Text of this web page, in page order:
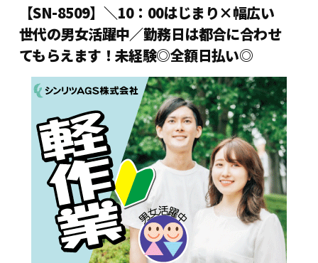
【SN-8509】＼10：00はじまり×幅広い
世代の男女活躍中／勤務日は都合に合わせ
てもらえます！未経験◎全額日払い◎